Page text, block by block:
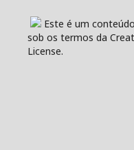
Este é um
sob os termos da
License.